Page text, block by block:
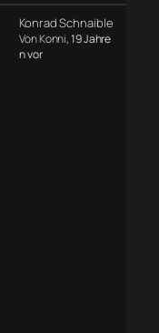
Konrad Schnaible
Von Konni, 19 Jahre
n vor